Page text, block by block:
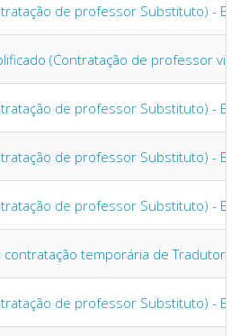
de professor Substituto) -
(Contratação de professor
de professor Substituto) -
de professor Substituto) -
de professor Substituto) -
contratação temporária de Tradutor
de professor Substituto) -